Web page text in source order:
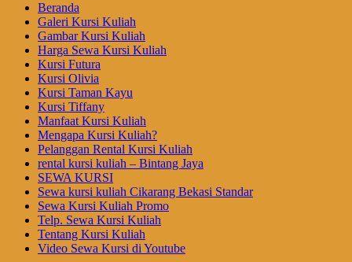
Beranda
Galeri Kursi Kuliah
Gambar Kursi Kuliah
Harga Sewa Kursi Kuliah
Kursi Futura
Kursi Olivia
Kursi Taman Kayu
Kursi Tiffany
Manfaat Kursi Kuliah
Mengapa Kursi Kuliah?
Pelanggan Rental Kursi Kuliah
rental kursi kuliah – Bintang Jaya
SEWA KURSI
Sewa kursi kuliah Cikarang Bekasi Standar
Sewa Kursi Kuliah Promo
Telp. Sewa Kursi Kuliah
Tentang Kursi Kuliah
Video Sewa Kursi di Youtube